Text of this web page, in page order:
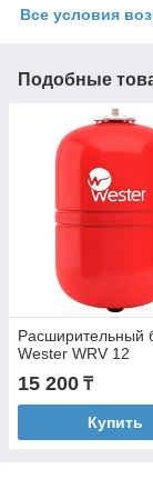
Все условия
Подобные
Расширительный
Wester WRV 12
15 200 ₸
Купить